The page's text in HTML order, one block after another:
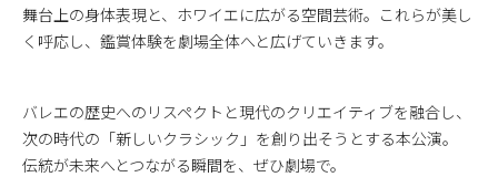
舞台上の身体表現と、ホワイエに広がる空間芸術。これらが美し
く呼応し、鑑賞体験を劇場全体へと広げていきます。
バレエの歴史へのリスペクトと現代のクリエイティブを融合し、
次の時代の「新しいクラシック」を創り出そうとする本公演。
伝統が未来へとつながる瞬間を、ぜひ劇場で。